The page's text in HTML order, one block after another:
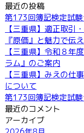
最近の投稿
第173回簿記検定試験
【三重県】適正取引
『原価』と魅力で伝
【三重県】令和８年
ラム』のご案内
【三重県】みえの仕
について
第173回簿記検定試験
最近のコメント
アーカイブ